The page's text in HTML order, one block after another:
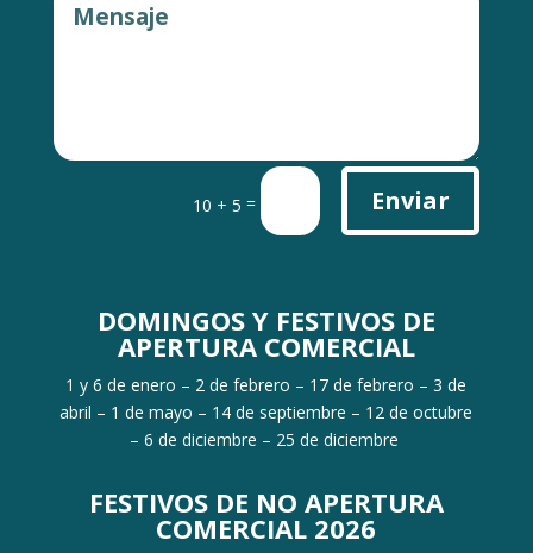
10 + 5 = Enviar
DOMINGOS Y FESTIVOS DE
APERTURA COMERCIAL
1 y 6 de enero – 2 de febrero – 17 de febrero – 3 de
abril – 1 de mayo – 14 de septiembre – 12 de octubre
– 6 de diciembre – 25 de diciembre
FESTIVOS DE NO APERTURA
COMERCIAL 2026